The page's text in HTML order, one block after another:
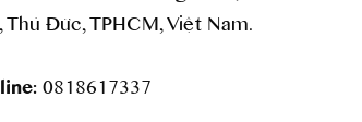
Thủ Đức, TPHCM, Việt Nam.
0818617337